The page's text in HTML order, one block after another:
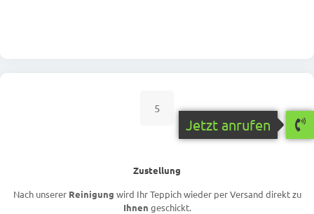
5
Zustellung
Nach unserer Reinigung wird Ihr Teppich wieder per Versand direkt zu
Ihnen geschickt.
Jetzt anrufen